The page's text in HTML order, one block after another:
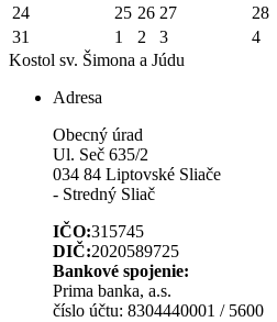
24 25 26 27 28
31
1 2 3 4
Kostol sv. Šimona a Júdu
Adresa
Obecný úrad
Ul. Seč 635/2
034 84 Liptovské Sliače
- Stredný Sliač
IČO:315745
DIČ:2020589725
Bankové spojenie:
Prima banka, a.s.
číslo účtu: 8304440001 / 5600